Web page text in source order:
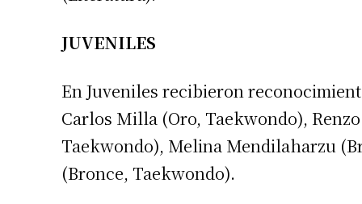
JUVENILES
En Juveniles recibieron
Carlos Milla (Oro, Taekwondo),
Taekwondo), Melina Mendilaharzu
(Bronce, Taekwondo).